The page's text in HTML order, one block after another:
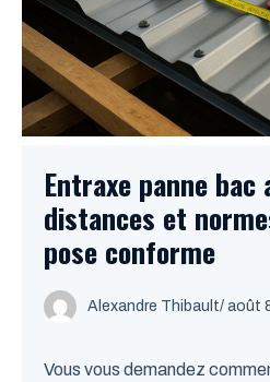
Entraxe panne
distances et
pose conforme
Alexandre Thibault/ août
Vous vous demandez